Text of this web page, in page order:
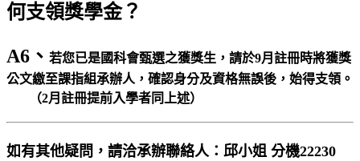
何支領獎學金？
A6、 若您已是國科會甄選之獲獎生，請於9月註冊時將獲獎
公文繳至課指組承辦人，確認身分及資格無誤後，始得支領。
（2月註冊提前入學者同上述）
如有其他疑問，請洽承辦聯絡人：邱小姐 分機22230